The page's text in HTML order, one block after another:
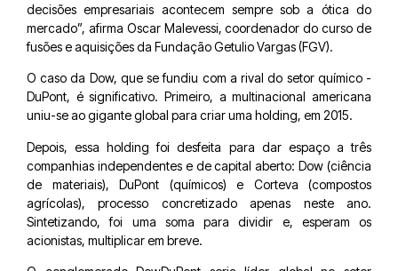
decisões empresariais acontecem sempre sob a ótica do
mercado”, afirma Oscar Malevessi, coordenador do curso de
fusões e aquisições da Fundação Getulio Vargas (FGV).
O caso da Dow, que se fundiu com a rival do setor químico ­
DuPont, é significativo. Primeiro, a multinacional americana
uniu-se ao gigante global para criar uma holding, em 2015.
Depois, essa holding foi desfeita para dar espaço a três
companhias independentes e de capital aberto: Dow (ciência
de materiais), DuPont (químicos) e Corteva (compostos
agrícolas), processo concretizado apenas neste ano.
Sintetizando, foi uma soma para dividir e, esperam os
acionistas, multiplicar em breve.